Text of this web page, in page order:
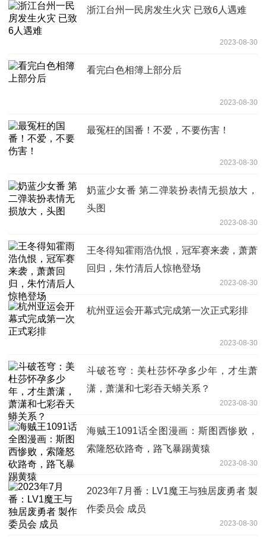
浙江台州一民房发生火灾 已致6人遇难
2023-08-30
看完白色相簿上部分后
2023-08-30
最冤枉的国番！不爱，不要伤害！
2023-08-30
奶蓝少女番 第二弹装扮表情无损放大，
头图
2023-08-30
王冬得知霍雨浩仇恨，冠军赛来袭，萧萧
回归，朱竹清后人惊艳登场
2023-08-30
杭州亚运会开幕式完成第一次正式彩排
2023-08-30
斗破苍穹：美杜莎怀孕多少年，才生萧
潇，萧潇和七彩吞天蟒关系？
2023-08-30
海贼王1091话全图漫画：斯图西惨败，
索隆怒砍路奇，路飞暴踢黄猿
2023-08-30
2023年7月番：LV1魔王与独居废勇者 製
作委员会 成员
2023-08-30